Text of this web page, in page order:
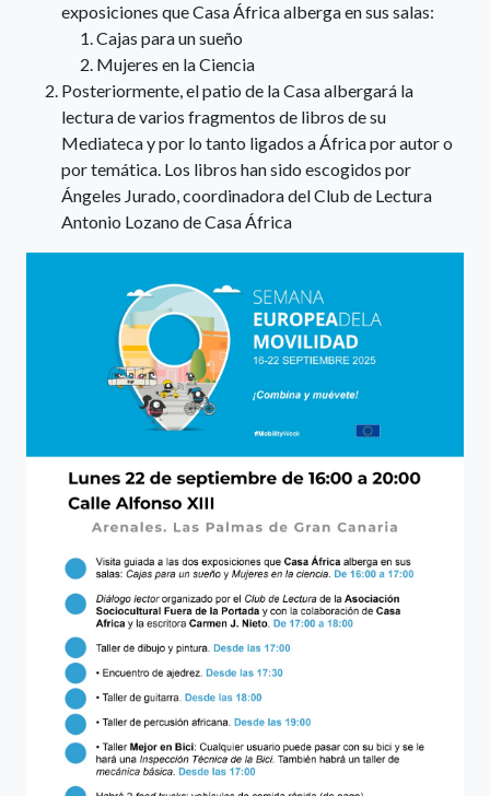
exposiciones que Casa África alberga en sus salas:
Cajas para un sueño
Mujeres en la Ciencia
Posteriormente, el patio de la Casa albergará la
lectura de varios fragmentos de libros de su
Mediateca y por lo tanto ligados a África por autor o
por temática. Los libros han sido escogidos por
Ángeles Jurado, coordinadora del Club de Lectura
Antonio Lozano de Casa África